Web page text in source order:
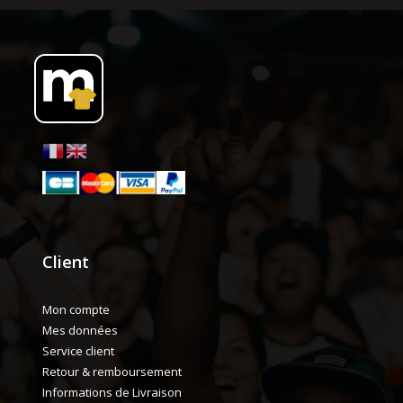
Client
Mon compte
Mes données
Service client
Retour & remboursement
Informations de Livraison